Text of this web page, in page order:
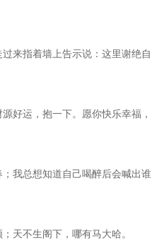
来指着墙上告示说：这里谢绝自
好运，抱一下。愿你快乐幸福，
我总想知道自己喝醉后会喊出谁
天不生阁下，哪有马大哈。